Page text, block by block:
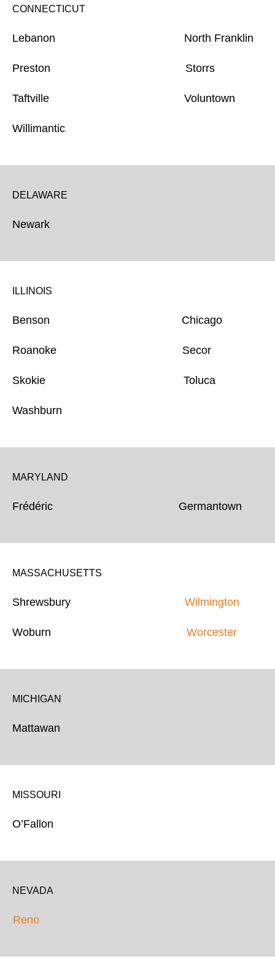
CONNECTICUT
Lebanon North Franklin
Preston Storrs
Taftville Voluntown
Willimantic
DELAWARE
Newark
ILLINOIS
Benson Chicago
Roanoke Secor
Skokie Toluca
Washburn
MARYLAND
Frédéric Germantown
MASSACHUSETTS
Shrewsbury Wilmington
Woburn Worcester
MICHIGAN
Mattawan
MISSOURI
O’Fallon
NEVADA
Reno